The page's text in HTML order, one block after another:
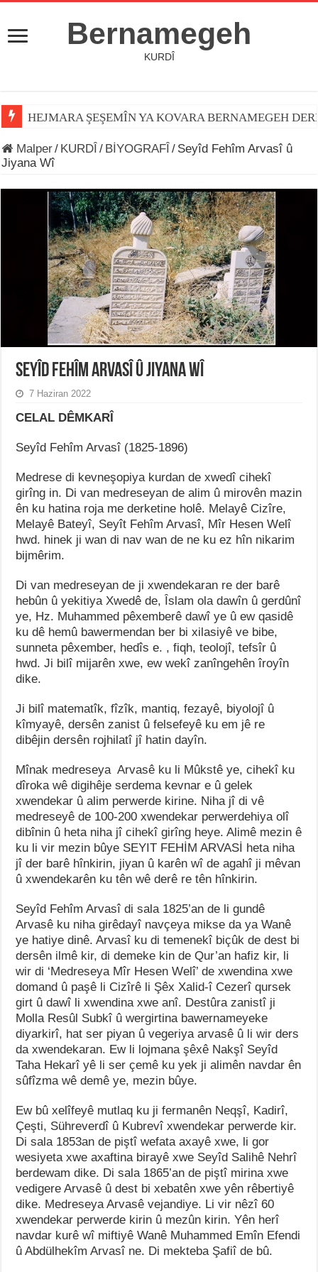
Bernamegeh
KURDÎ
HEJMARA ŞEŞEMÎN YA KOVARA BERNAMEGEH
Malper/ KURDÎ / BİYOGRAFÎ / Seyîd Fehîm Arvasî û
Jiyana Wî
Seyîd Fehîm Arvasî û Jiyana Wî
7 Haziran 2022
CELAL DÊMKARÎ
Seyîd Fehîm Arvasî (1825-1896)
Medrese di kevneşopiya kurdan de xwedî cihekî
girîng in. Di van medreseyan de alim û mirovên mazin
ên ku hatina roja me derketine holê. Melayê Cizîre,
Melayê Bateyî, Seyît Fehîm Arvasî, Mîr Hesen Welî
hwd. hinek ji wan di nav wan de ne ku ez hîn nikarim
bijmêrim.
Di van medreseyan de ji xwendekaran re der barê
hebûn û yekitiya Xwedê de, Îslam ola dawîn û gerdûnî
ye, Hz. Muhammed pêxemberê dawî ye û ew qasidê
ku dê hemû bawermendan ber bi xilasiyê ve bibe,
sunneta pêxember, hedîs e. , fiqh, teolojî, tefsîr û
hwd. Ji bilî mijarên xwe, ew wekî zanîngehên îroyîn
dike.
Ji bilî matematîk, fîzîk, mantiq, fezayê, biyolojî û
kîmyayê, dersên zanist û felsefeyê ku em jê re
dibêjin dersên rojhilatî jî hatin dayîn.
Mînak medreseya Arvasê ku li Mûkstê ye, cihekî ku
dîroka wê digihêje serdema kevnar e û gelek
xwendekar û alim perwerde kirine. Niha jî di vê
medreseyê de 100-200 xwendekar perwerdehiya olî
dibînin û heta niha jî cihekî girîng heye. Alimê mezin ê
ku li vir mezin bûye SEYIT FEHİM ARVASİ heta niha
jî der barê hînkirin, jiyan û karên wî de agahî ji mêvan
û xwendekarên ku tên wê derê re tên hînkirin.
Seyîd Fehîm Arvasî di sala 1825’an de li gundê
Arvasê ku niha girêdayî navçeya mikse da ya Wanê
ye hatiye dinê. Arvasî ku di temenekî biçûk de dest bi
dersên ilmê kir, di demeke kin de Qur’an hafiz kir, li
wir di ‘Medreseya Mîr Hesen Welî’ de xwendina xwe
domand û paşê li Cizîrê li Şêx Xalid-î Cezerî qursek
girt û dawî li xwendina xwe anî. Destûra zanistî ji
Molla Resûl Subkî û wergirtina bawernameyeke
diyarkirî, hat ser piyan û vegeriya arvasê û li wir ders
da xwendekaran. Ew li lojmana şêxê Nakşî Seyîd
Taha Hekarî yê li ser çemê ku yek ji alimên navdar ên
sûfîzma wê demê ye, mezin bûye.
Ew bû xelîfeyê mutlaq ku ji fermanên Neqşî, Kadirî,
Çeşti, Sühreverdî û Kubrevî xwendekar perwerde kir.
Di sala 1853an de piştî wefata axayê xwe, li gor
wesiyeta xwe axaftina birayê xwe Seyîd Salihê Nehrî
berdewam dike. Di sala 1865’an de piştî mirina xwe
vedigere Arvasê û dest bi xebatên xwe yên rêbertiyê
dike. Medreseya Arvasê vejandiye. Li vir nêzî 60
xwendekar perwerde kirin û mezûn kirin. Yên herî
navdar kurê wî miftiyê Wanê Muhammed Emîn Efendi
û Abdülhekîm Arvasî ne. Di mekteba Şafiî de bû.